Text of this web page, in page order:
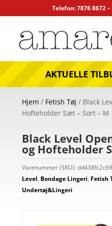
Telefon: 7876 8672 –
AKTUELLE
Hjem / Fetish Tøj / Black
Hofteholder Sæt – Sort – M
Black Level
og Hofteholder
Varenummer (SKU):
Level, Bondage Lingeri, Fetish
Undertøj&Lingeri